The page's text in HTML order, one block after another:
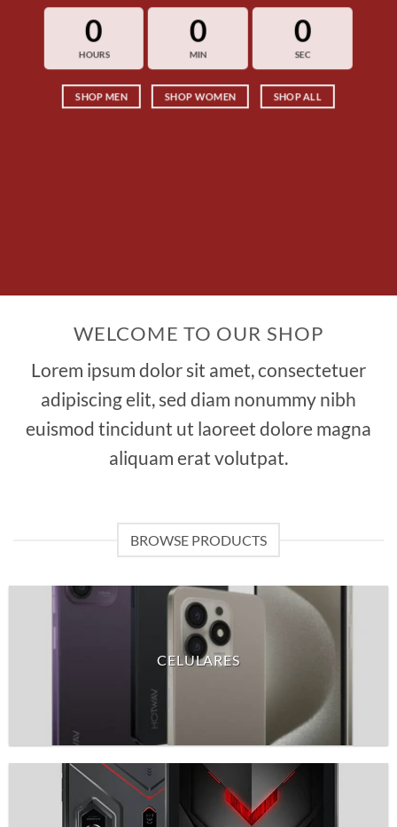
0
HOURS
0
MIN
0
SEC
SHOP MEN SHOP WOMEN SHOP ALL
WELCOME TO OUR SHOP
Lorem ipsum dolor sit amet, consectetuer
adipiscing elit, sed diam nonummy nibh
euismod tincidunt ut laoreet dolore magna
aliquam erat volutpat.
BROWSE PRODUCTS
CELULARES